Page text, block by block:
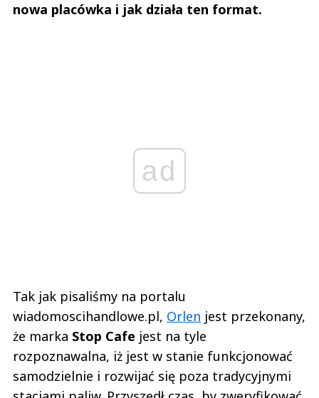
nowa placówka i jak działa ten format.
ad
Tak jak pisaliśmy na portalu
wiadomoscihandlowe.pl, Orlen jest przekonany,
że marka Stop Cafe jest na tyle
rozpoznawalna, iż jest w stanie funkcjonować
samodzielnie i rozwijać się poza tradycyjnymi